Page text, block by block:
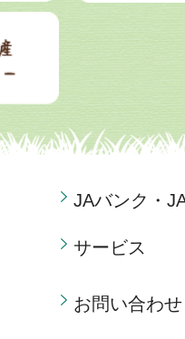
JAバンク・
サービス
お問い合わせ